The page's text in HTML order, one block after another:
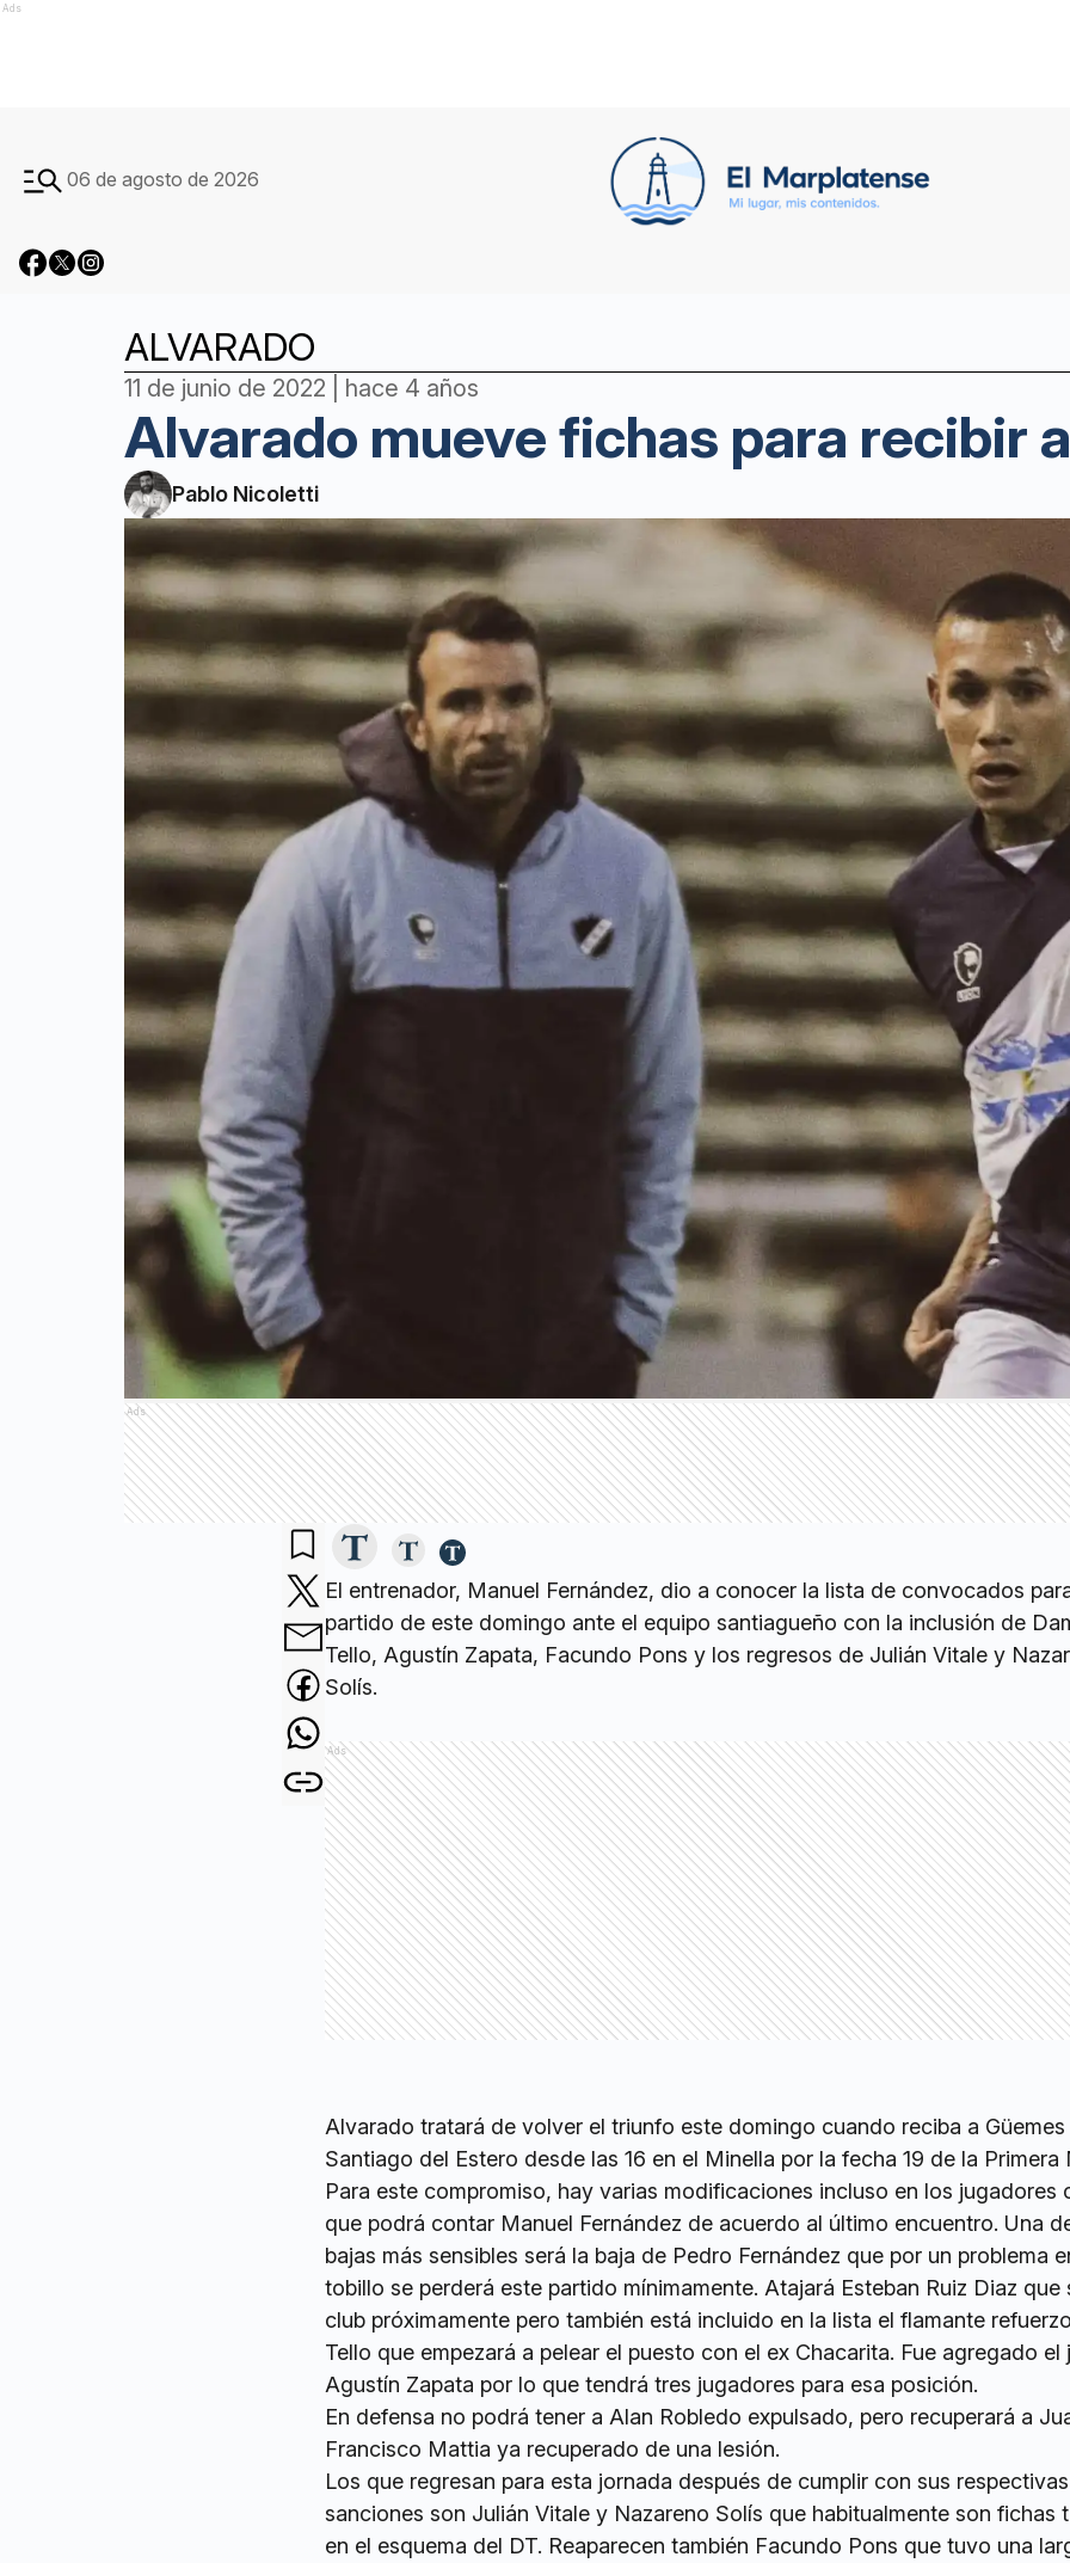
Ads
06 de agosto de 2026
ALVARADO
11 de junio de 2022 | hace 4 años
Alvarado mueve fichas para recibir
Pablo Nicoletti
Ads
El entrenador, Manuel Fernández, dio a conocer la lista de convocados
partido de este domingo ante el equipo santiagueño con la inclusión de
Tello, Agustín Zapata, Facundo Pons y los regresos de Julián Vitale y
Solís.
Ads
Alvarado tratará de volver el triunfo este domingo cuando reciba a Güemes
Santiago del Estero desde las 16 en el Minella por la fecha 19 de la Primera
Para este compromiso, hay varias modificaciones incluso en los jugadores
que podrá contar Manuel Fernández de acuerdo al último encuentro. Una
bajas más sensibles será la baja de Pedro Fernández que por un problema
tobillo se perderá este partido mínimamente. Atajará Esteban Ruiz Diaz que
club próximamente pero también está incluido en la lista el flamante
Tello que empezará a pelear el puesto con el ex Chacarita. Fue agregado el
Agustín Zapata por lo que tendrá tres jugadores para esa posición.
En defensa no podrá tener a Alan Robledo expulsado, pero recuperará a
Francisco Mattia ya recuperado de una lesión.
Los que regresan para esta jornada después de cumplir con sus respectivas
sanciones son Julián Vitale y Nazareno Solís que habitualmente son fichas
en el esquema del DT. Reaparecen también Facundo Pons que tuvo una